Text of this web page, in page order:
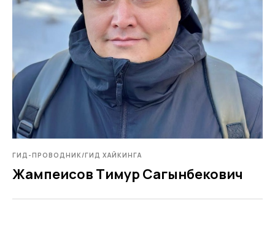
ГИД-ПРОВОДНИК/ГИД ХАЙКИНГА
Жампеисов Тимур Сагынбекович